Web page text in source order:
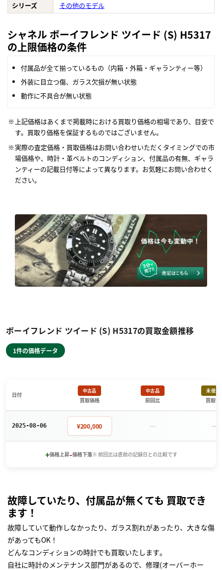
シリーズ
その他のモデル
シャネル ボーイフレンド ツイード (S) H5317
の上限価格の条件
付属品が全て揃っているもの（内箱・外箱・ギャランティー等）
外装に目立つ傷、ガラス欠損が無い状態
動作に不具合が無い状態
上記価格はあくまで掲載時における買取り価格の相場であり、目安で
す。買取り価格を保証するものではございません。
実際の査定価格・買取価格はお問い合わせいただくタイミングでの市
場価格や、時計・革ベルトのコンディション、付属品の有無、ギャラ
ンティーの記載日付等によって異なります。お気軽にお問い合わせく
ださい。
ボーイフレンド ツイード (S) H5317の買取金額推移
1件の価格データ
日付
中古品
買取価格
中古品
前回比
未使用
買取価
2025-08-06 ¥200,000 － －
+価格上昇-価格下落※ 前回比は直前の記録日との比較です
故障していたり、付属品が無くても 買取でき
ます！
故障していて動作しなかったり、ガラス割れがあったり、大きな傷
があってもOK！
どんなコンディションの時計でも買取いたします｡
自社に時計のメンテナンス部門があるので、修理(オーバーホー